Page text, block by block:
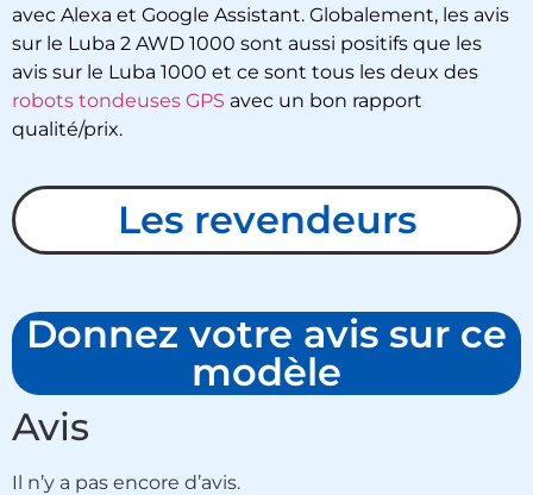
avec Alexa et Google Assistant. Globalement, les avis
sur le Luba 2 AWD 1000 sont aussi positifs que les
avis sur le Luba 1000 et ce sont tous les deux des
robots tondeuses GPS avec un bon rapport
qualité/prix.
Les revendeurs
Donnez votre avis sur ce
modèle
Avis
Il n’y a pas encore d’avis.